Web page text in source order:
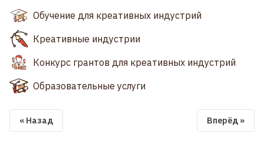
Обучение для креативных индустрий
Креативные индустрии
Конкурс грантов для креативных индустрий
Образовательные услуги
« Назад Вперёд »